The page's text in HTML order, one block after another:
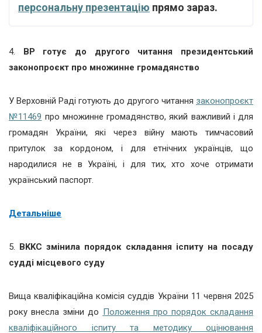
персональну презентацію прямо зараз.
4. ВР готує до другого читання президентський
законопроєкт про множинне громадянство
У Верховній Раді готують до другого читання законопроєкт
№11469 про множинне громадянство, який важливий і для
громадян України, які через війну мають тимчасовий
притулок за кордоном, і для етнічних українців, що
народилися не в Україні, і для тих, хто хоче отримати
український паспорт.
Детальніше
5. ВKKC змінила порядок складання іспиту на посаду
судді місцевого суду
Вища кваліфікаційна комісія суддів України 11 червня 2025
року внесла зміни до Положення про порядок складання
кваліфікаційного іспиту та методику оцінювання